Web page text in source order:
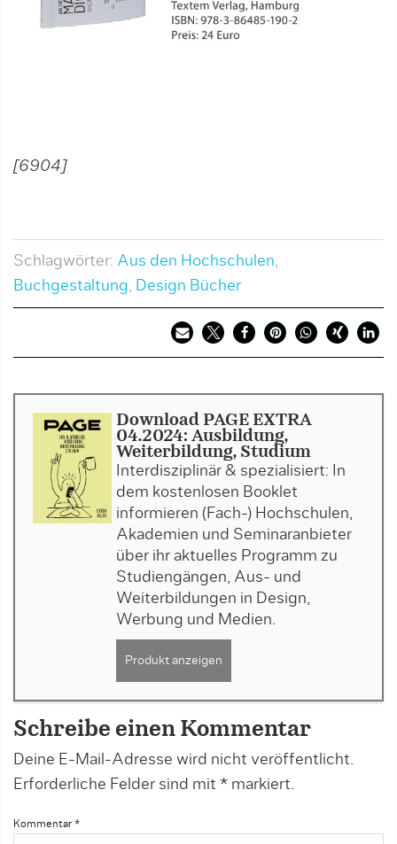
[6904]
Schlagwörter: Aus den Hochschulen,
Buchgestaltung, Design Bücher
Download PAGE EXTRA
04.2024: Ausbildung,
Weiterbildung, Studium
Interdisziplinär & spezialisiert: In
dem kostenlosen Booklet
informieren (Fach-) Hochschulen,
Akademien und Seminaranbieter
über ihr aktuelles Programm zu
Studiengängen, Aus- und
Weiterbildungen in Design,
Werbung und Medien.
Produkt anzeigen
Schreibe einen Kommentar
Deine E-Mail-Adresse wird nicht veröffentlicht.
Erforderliche Felder sind mit * markiert.
Kommentar *